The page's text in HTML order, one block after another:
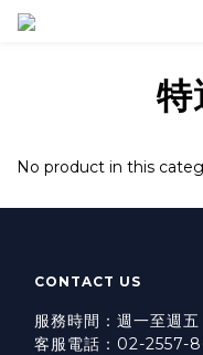
特
No product in this
CONTACT US
服務時間：週一至週
客服電話：02-2557-